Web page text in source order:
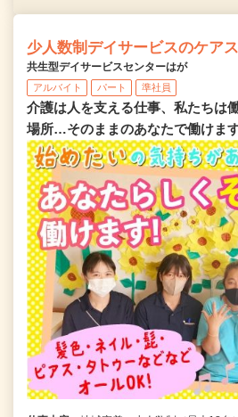
少人数制デイサービスのケア
共生型デイサービスセンターはが
アルバイト パート 準社員
介護は人を支える仕事、私たちは
場所…そのままのあなたで働けま